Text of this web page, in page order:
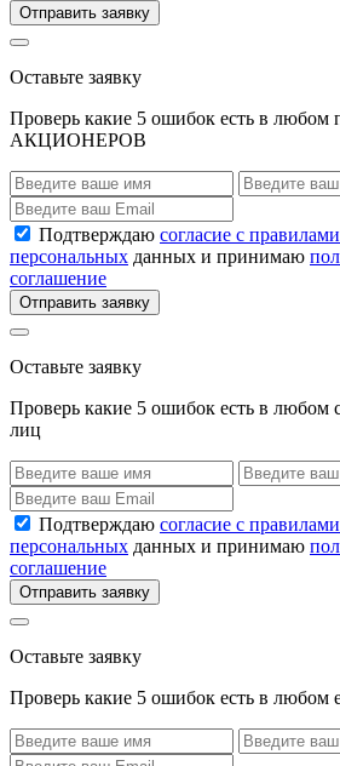
Отправить заявку
Оставьте заявку
Проверь какие 5 ошибок есть в любом
АКЦИОНЕРОВ
Подтверждаю согласие с
персональных данных и принимаю
соглашение
Отправить заявку
Оставьте заявку
Проверь какие 5 ошибок есть в любом
лиц
Подтверждаю согласие с
персональных данных и принимаю
соглашение
Отправить заявку
Оставьте заявку
Проверь какие 5 ошибок есть в любом